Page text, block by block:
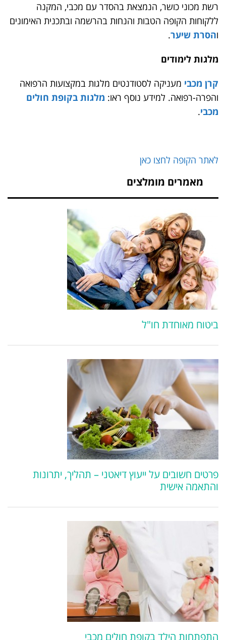
רשת מכוני כושר, הנמצאת בהסדר עם מכבי, המקנה
ללקוחות הקופה הטבות והנחות בהרשמה ובתכנית האימונים
והסרת שיער.
מלגות לימודים
קרן מכבי מעניקה לסטודנטים מלגות במקצועות הרפואה
והפרה-רפואה. למידע נוסף ראו: מלגות בקופת חולים
מכבי.
לאתר הקופה לחצו כאן
מאמרים מומלצים
ביטוח מאוחדת חו"ל
פרטים חשובים על ייעוץ דיאטני – תהליך, יתרונות
והתאמה אישית
התפתחות הילד בקופת חולים מכבי